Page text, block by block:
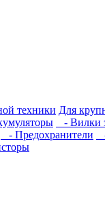
техники Для
- Вилки
- Предохранители